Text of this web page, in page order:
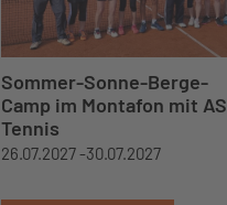
Sommer-Sonne-Berge-
Camp im Montafon mit AS
Tennis
26.07.2027 -30.07.2027